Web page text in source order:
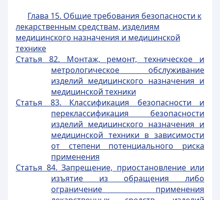
Глава 15. Общие требования безопасности к
лекарственным средствам, изделиям
медицинского назначения и медицинской
технике
Статья 82. Монтаж, ремонт, техническое и
метрологическое обслуживание
изделий медицинского назначения и
медицинской техники
Статья 83. Классификация безопасности и
переклассификация безопасности
изделий медицинского назначения и
медицинской техники в зависимости
от степени потенциального риска
применения
Статья 84. Запрещение, приостановление или
изъятие из обращения либо
ограничение применения